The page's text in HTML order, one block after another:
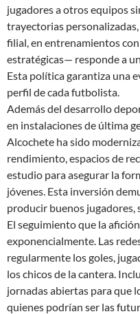
jugadores a otros equipos
trayectorias
filial, en entrenamientos
estratégicas— responde a
Esta política garantiza una
perfil de cada futbolista.
Además del desarrollo
en instalaciones de última
Alcochete ha sido
rendimiento, espacios de
estudio para asegurar la
jóvenes. Esta inversión
producir buenos jugadores,
El seguimiento que la
exponencialmente. Las
regularmente los goles,
los chicos de la cantera.
jornadas abiertas para que
quienes podrían ser las